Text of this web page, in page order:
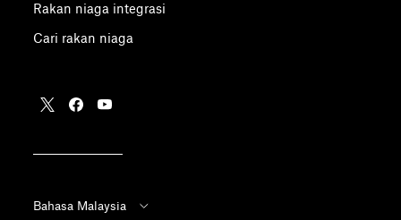
Rakan niaga integrasi
Cari rakan niaga
Bahasa Malaysia